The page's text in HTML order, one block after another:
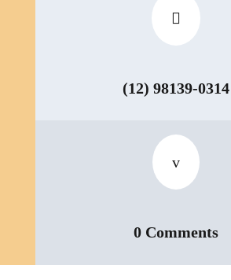

(12) 98139-0314
v
0 Comments